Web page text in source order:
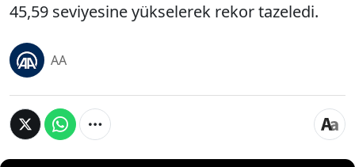
45,59 seviyesine yükselerek rekor tazeledi.
AA